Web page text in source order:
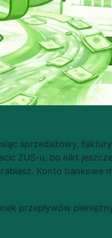
sprzedażowy,
ZUS-u, bo nikt
Konto bankowe
przepływów